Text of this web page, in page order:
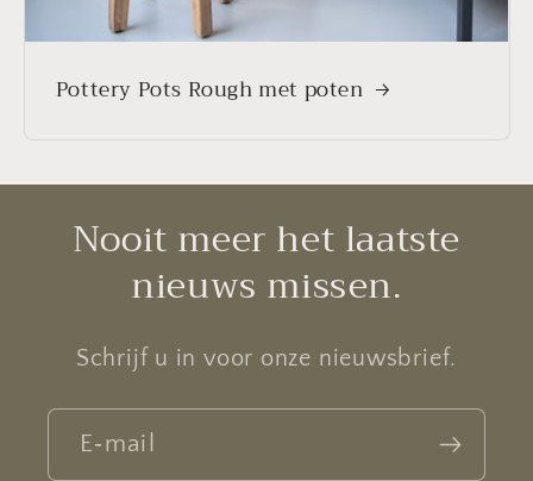
Pottery Pots Rough met poten
Nooit meer het laatste
nieuws missen.
Schrijf u in voor onze nieuwsbrief.
E‑mail